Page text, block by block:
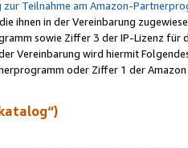
zur Teilnahme am Amazon-
ihnen in der Vereinbarung
sowie Ziffer 3 der IP-Lizenz für
Vereinbarung wird hiermit
oder Ziffer 1 der